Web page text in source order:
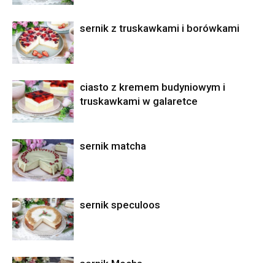
sernik z truskawkami i borówkami
ciasto z kremem budyniowym i
truskawkami w galaretce
sernik matcha
sernik speculoos